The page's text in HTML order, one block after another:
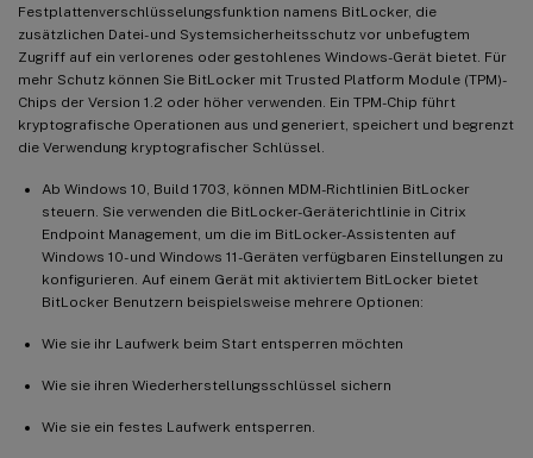
Festplattenverschlüsselungsfunktion namens BitLocker, die
zusätzlichen Datei- und Systemsicherheitsschutz vor unbefugtem
Zugriff auf ein verlorenes oder gestohlenes Windows-Gerät bietet. Für
mehr Schutz können Sie BitLocker mit Trusted Platform Module (TPM)-
Chips der Version 1.2 oder höher verwenden. Ein TPM-Chip führt
kryptografische Operationen aus und generiert, speichert und begrenzt
die Verwendung kryptografischer Schlüssel.
Ab Windows 10, Build 1703, können MDM-Richtlinien BitLocker
steuern. Sie verwenden die BitLocker-Geräterichtlinie in Citrix
Endpoint Management, um die im BitLocker-Assistenten auf
Windows 10- und Windows 11-Geräten verfügbaren Einstellungen zu
konfigurieren. Auf einem Gerät mit aktiviertem BitLocker bietet
BitLocker Benutzern beispielsweise mehrere Optionen:
Wie sie ihr Laufwerk beim Start entsperren möchten
Wie sie ihren Wiederherstellungsschlüssel sichern
Wie sie ein festes Laufwerk entsperren.